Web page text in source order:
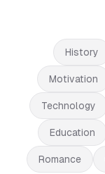
History
Motivation
Technology
Education
Romance